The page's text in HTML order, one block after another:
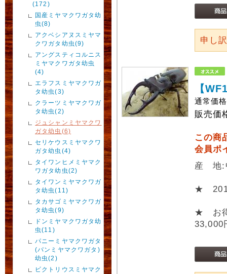
(172)
国産ミヤマクワガタ幼
虫(8)
アクベシアヌスミヤマ
クワガタ幼虫(9)
アングスティコルニス
ミヤマクワガタ幼虫
(4)
エラフスミヤマクワガ
タ幼虫(3)
クラーツミヤマクワガ
タ幼虫(2)
ジュシャンミヤマクワ
ガタ幼虫(6)
セリケウスミヤマクワ
ガタ幼虫(4)
タイワンヒメミヤマク
ワガタ幼虫(2)
タイワンミヤマクワガ
タ幼虫(11)
タカサゴミヤマクワガ
タ幼虫(9)
ドンミヤマクワガタ幼
虫(11)
パニーミヤマクワガタ
(パンミヤマクワガタ)
幼虫(2)
ビクトリウスミヤマク
申し
【
通常価
販売価
この商
会員ポ
産 地:
★
★ お